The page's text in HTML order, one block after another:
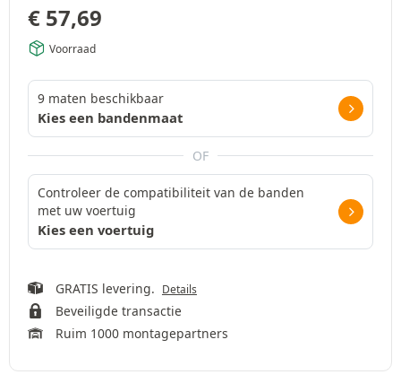
€ 57,69
Voorraad
9 maten beschikbaar
Kies een bandenmaat
OF
Controleer de compatibiliteit van de banden
met uw voertuig
Kies een voertuig
GRATIS levering. Details
Beveiligde transactie
Ruim 1000 montagepartners